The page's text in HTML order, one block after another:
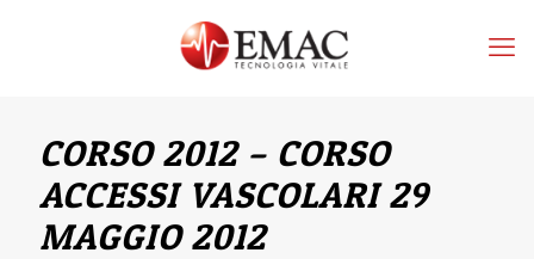
CORSO 2012 – CORSO
ACCESSI VASCOLARI 29
MAGGIO 2012